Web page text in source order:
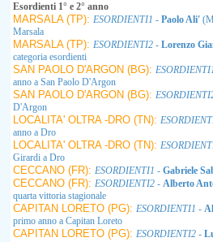
Esordienti 1° e 2° anno
MARSALA (TP): ESORDIENTI1 - Paolo Ali'
Marsala
MARSALA (TP): ESORDIENTI2 - Lorenzo
categoria esordienti
SAN PAOLO D'ARGON (BG):
anno a San Paolo D'Argon
SAN PAOLO D'ARGON (BG):
D'Argon
LOCALITA' OLTRA -DRO (TN):
anno a Dro
LOCALITA' OLTRA -DRO (TN):
Girardi a Dro
CECCANO (FR): ESORDIENTI1 - Gabriele
CECCANO (FR): ESORDIENTI2 - Alberto
quarta vittoria stagionale
CAPITAN LORETO (PG): ESORDIENTI1 -
primo anno a Capitan Loreto
CAPITAN LORETO (PG): ESORDIENTI2 -